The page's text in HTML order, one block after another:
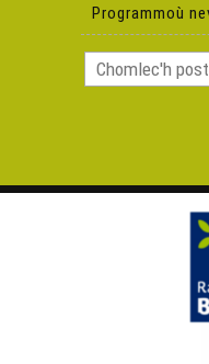
Brezhoneg
Brezhoneg
Brezhoneg
Brezhoneg
Programmoù